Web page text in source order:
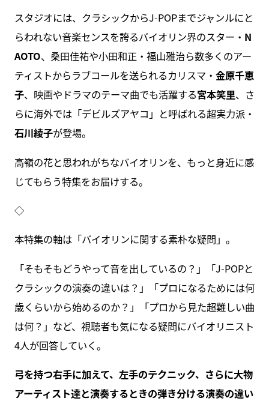
スタジオには、クラシックからJ-POPまでジャンルにと
らわれない音楽センスを誇るバイオリン界のスター・ N
AOTO、桑田佳祐や小田和正・福山雅治ら数多くのアー
ティストからラブコールを送られるカリスマ・ 金原千恵
子、映画やドラマのテーマ曲でも活躍する宮本笑里、さ
らに海外では「デビルズアヤコ」と呼ばれる超実力派・
石川綾子が登場。
高嶺の花と思われがちなバイオリンを、もっと身近に感
じてもらう特集をお届けする。
◇
本特集の軸は「バイオリンに関する素朴な疑問」。
「そもそもどうやって音を出しているの？」「J-POPと
クラシックの演奏の違いは？」「プロになるためには何
歳くらいから始めるのか？」「プロから見た超難しい曲
は何？」など、視聴者も気になる疑問にバイオリニスト
4人が回答していく。
弓を持つ右手に加えて、左手のテクニック、さらに大物
アーティスト達と演奏するときの弾き分ける演奏の違い